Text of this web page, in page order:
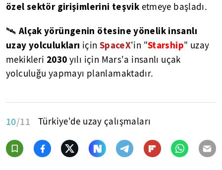
özel sektör girişimlerini teşvik etmeye başladı.
🛰 Alçak yörüngenin ötesine yönelik insanlı
uzay yolculukları için SpaceX'in "Starship" uzay
mekikleri 2030 yılı için Mars'a insanlı uçak
yolculuğu yapmayı planlamaktadır.
10/11 Türkiye'de uzay çalışmaları